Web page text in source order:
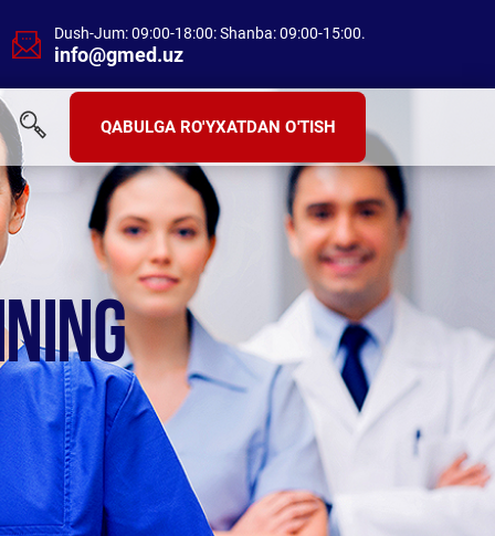
Dush-Jum: 09:00-18:00: Shanba: 09:00-15:00.
info@gmed.uz
QABULGA RO'YXATDAN O'TISH